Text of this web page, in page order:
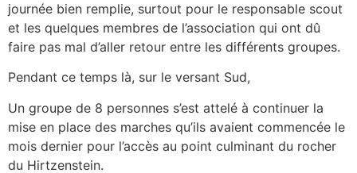
journée bien remplie, surtout pour le responsable scout
et les quelques membres de l’association qui ont dû
faire pas mal d’aller retour entre les différents groupes.
Pendant ce temps là, sur le versant Sud,
Un groupe de 8 personnes s’est attelé à continuer la
mise en place des marches qu’ils avaient commencée le
mois dernier pour l’accès au point culminant du rocher
du Hirtzenstein.